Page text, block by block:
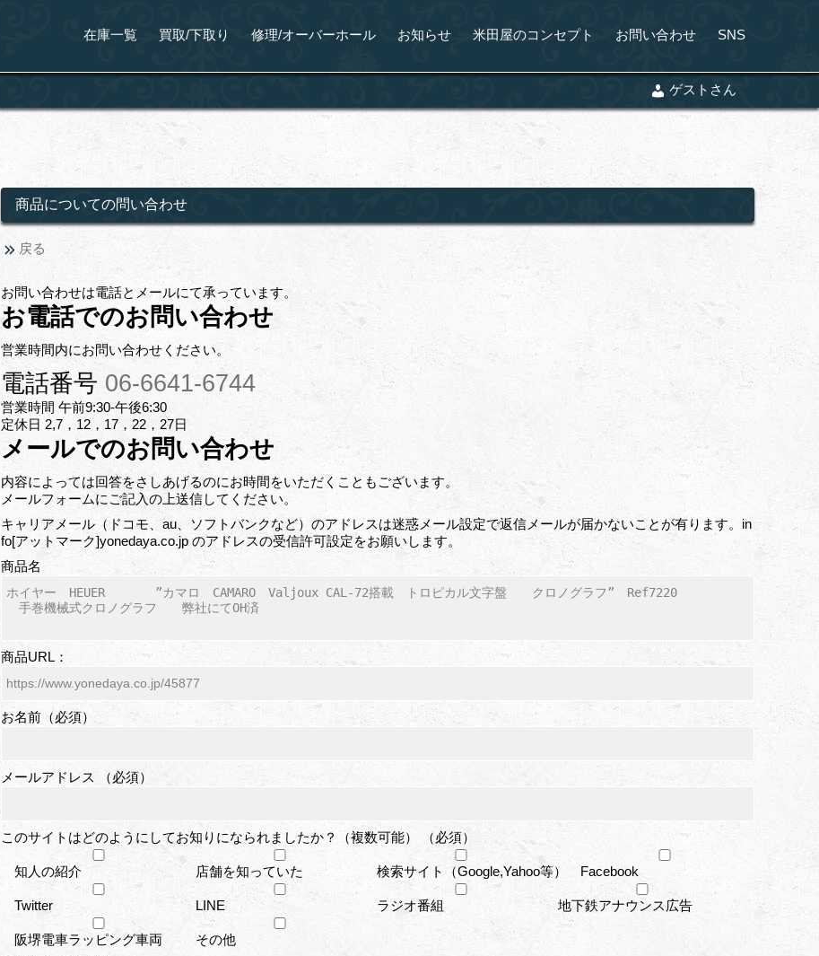
在庫一覧 買取/下取り 修理/オーバーホール お知らせ 米田屋のコンセプト お問い合わせ SNS
ゲストさん
商品についての問い合わせ
戻る
お問い合わせは電話とメールにて承っています。
お電話でのお問い合わせ
営業時間内にお問い合わせください。
電話番号 06-6641-6744
営業時間 午前9:30-午後6:30
定休日 2,7，12，17，22，27日
メールでのお問い合わせ
内容によっては回答をさしあげるのにお時間をいただくこともございます。
メールフォームにご記入の上送信してください。
キャリアメール（ドコモ、au、ソフトバンクなど）のアドレスは迷惑メール設定で返信メールが届かないことが有ります。in
fo[アットマーク]yonedaya.co.jp のアドレスの受信許可設定をお願いします。
商品名
商品URL：
お名前（必須）
メールアドレス （必須）
このサイトはどのようにしてお知りになられましたか？（複数可能） （必須）
知人の紹介 店舗を知っていた 検索サイト（Google,Yahoo等） Facebook
Twitter LINE ラジオ番組 地下鉄アナウンス広告
阪堺電車ラッピング車両
その他